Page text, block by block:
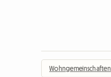
Wohngemeinschaften